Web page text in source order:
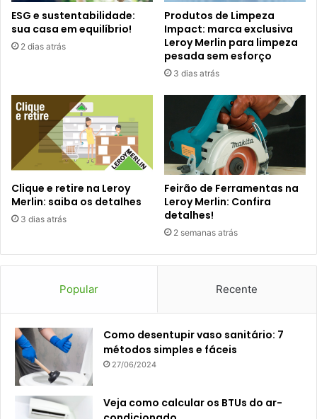
ESG e sustentabilidade:
sua casa em equilíbrio!
2 dias atrás
Produtos de Limpeza
Impact: marca exclusiva
Leroy Merlin para limpeza
pesada sem esforço
3 dias atrás
Clique e retire na Leroy
Merlin: saiba os detalhes
3 dias atrás
Feirão de Ferramentas na
Leroy Merlin: Confira
detalhes!
2 semanas atrás
Popular Recente
Como desentupir vaso sanitário: 7
métodos simples e fáceis
27/06/2024
Veja como calcular os BTUs do ar-